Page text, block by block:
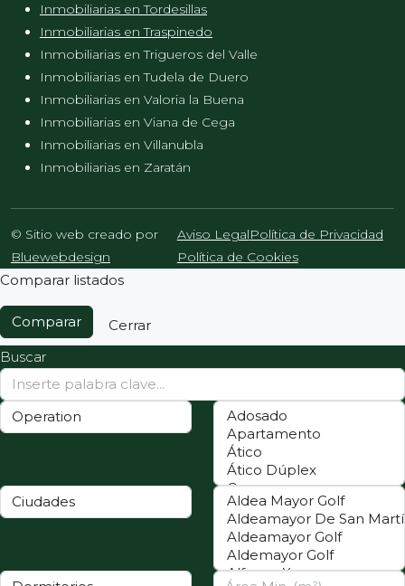
Inmobiliarias en Tordesillas
Inmobiliarias en Traspinedo
Inmobiliarias en Trigueros del Valle
Inmobiliarias en Tudela de Duero
Inmobiliarias en Valoria la Buena
Inmobiliarias en Viana de Cega
Inmobiliarias en Villanubla
Inmobiliarias en Zaratán
© Sitio web creado por
Bluewebdesign
Aviso LegalPolítica de Privacidad
Política de Cookies
Comparar listados
Comparar
Cerrar
Buscar